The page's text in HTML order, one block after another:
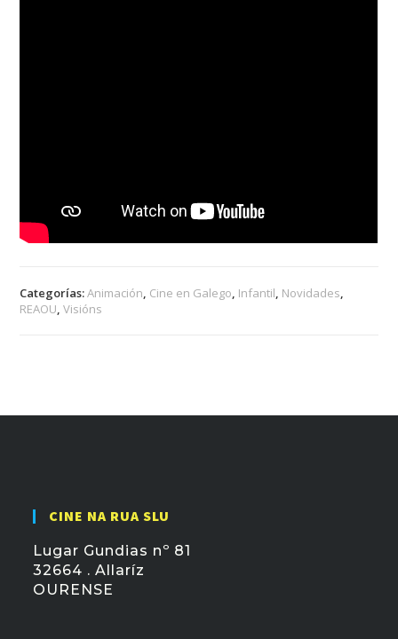
Categorías:Animación, Cine en Galego, Infantil, Novidades,
REAOU,Visións
CINE NA RUA SLU
Lugar Gundias nº 81
32664 . Allaríz
OURENSE